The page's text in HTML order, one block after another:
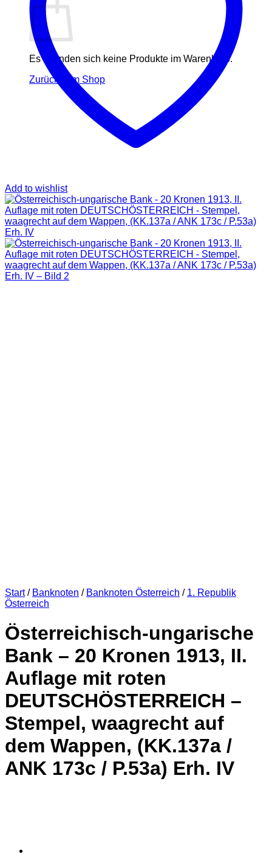
Es befinden sich keine Produkte im Warenkorb.
Zurück zum Shop
Add to wishlist
Start / Banknoten / Banknoten Österreich / 1. Republik
Österreich
Österreichisch-ungarische
Bank – 20 Kronen 1913, II.
Auflage mit roten
DEUTSCHÖSTERREICH –
Stempel, waagrecht auf
dem Wappen, (KK.137a /
ANK 173c / P.53a) Erh. IV